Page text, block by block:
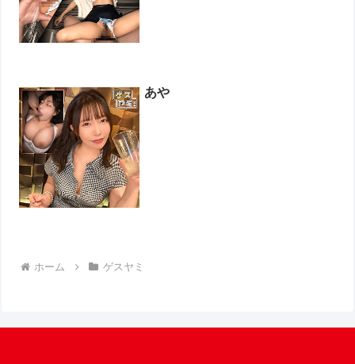
あや
ホーム ゲスヤミ